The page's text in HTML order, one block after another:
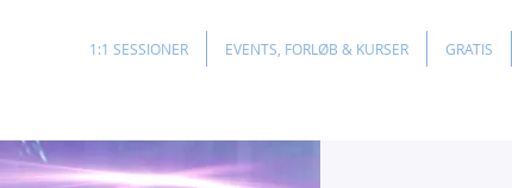
1:1 SESSIONER EVENTS, FORLØB & KURSER GRATIS